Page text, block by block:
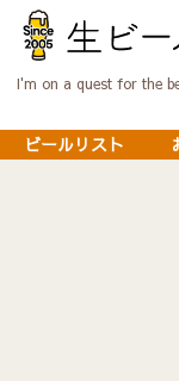
I'm on a quest for the
ビールリスト